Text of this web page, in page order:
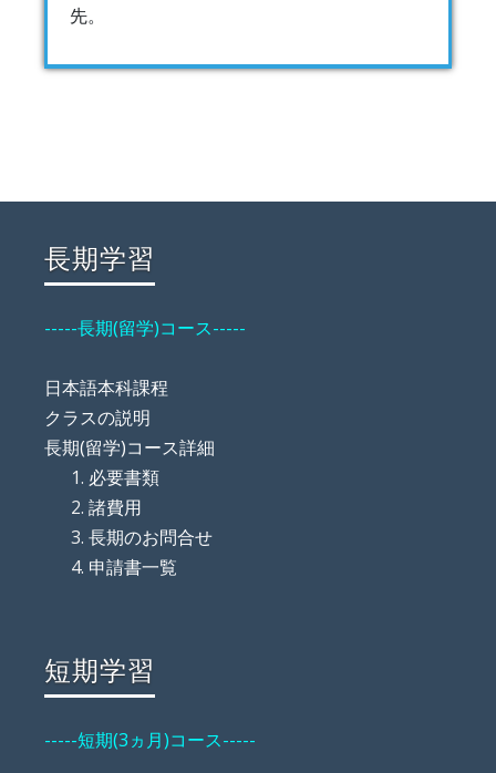
先。
長期学習
-----長期(留学)コース-----
日本語本科課程
クラスの説明
長期(留学)コース詳細
必要書類
諸費用
長期のお問合せ
申請書一覧
短期学習
-----短期(3ヵ月)コース-----